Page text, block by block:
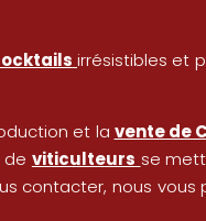
irrésistibles et
et la vente de
de viticulteurs se
contacter, nous